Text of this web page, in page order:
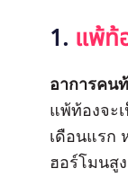
1. แพ้ท้
อาการคน
แพ้ท้องจะ
เดือนแรก
ฮอร์โมนสู